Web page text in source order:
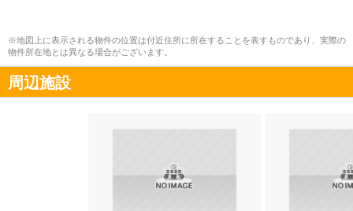
※地図上に表示される物件の位置は付近住所に所在することを表すものであり、実際の
物件所在地とは異なる場合がございます。
周辺施設